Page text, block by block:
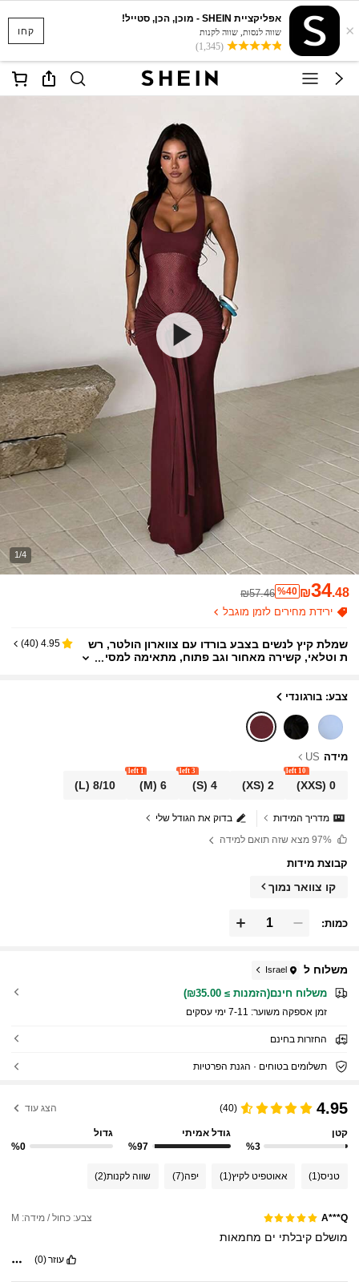
קחו ×
אפליקציית SHEIN - מוכן, הכן, סטייל!
שווה לנסות, שווה לקנות
(1,345)
1/4
₪34.48
%40
₪57.46
ירידת מחירים לזמן מוגבל
שמלת קיץ לנשים בצבע בורדו עם צווארון הולטר, רש
ת וטלאי, קשירה מאחור וגב פתוח, מתאימה למסי
4.95
(
40
)
צבע: בורגונדי
מידה US
0
(XXS)
10 left
2
(XS)
4
(S)
3 left
6
(M)
1 left
8/10
(L)
בדוק את הגודל שלי
מדריך המידות
מצא שזה תואם למידה
קבוצת מידות
קו צוואר נמוך
כמות:
משלוח ל Israel
משלוח חינם(הזמנות ≥ ₪35.00)
זמן אספקה ​​משוער: 7-11 ימי עסקים
החזרות בחינם
תשלומים בטוחים · הגנת הפרטיות
4.95
(40) הצג עוד
קטן
%3
גודל אמיתי
%97
גדול
%0
טניס(1) אאוטפיט לקיץ(1) יפה(7) שווה לקנות(2)
A***Q צבע: כחול / מידה: M
מושלםקיבלתי ים מחמאות
עוזר(0)